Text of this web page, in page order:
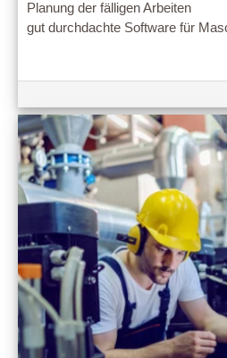
Planung der fälligen Arbeiten
gut durchdachte Software für